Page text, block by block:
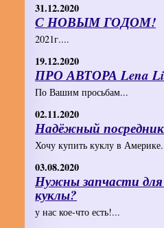
31.12.2020
С НОВЫМ ГОДОМ!
2021г....
19.12.2020
ПРО АВТОРА Lena
По Вашим просьбам...
02.11.2020
Надёжный
Хочу купить куклу в
03.08.2020
Нужны запчасти
куклы?
у нас кое-что есть!...